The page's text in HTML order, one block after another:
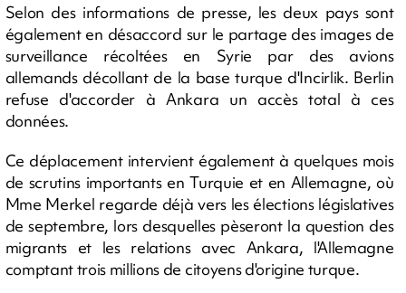
Selon des informations de presse, les deux pays sont
également en désaccord sur le partage des images de
surveillance récoltées en Syrie par des avions
allemands décollant de la base turque d'Incirlik. Berlin
refuse d'accorder à Ankara un accès total à ces
données.
Ce déplacement intervient également à quelques mois
de scrutins importants en Turquie et en Allemagne, où
Mme Merkel regarde déjà vers les élections législatives
de septembre, lors desquelles pèseront la question des
migrants et les relations avec Ankara, l'Allemagne
comptant trois millions de citoyens d'origine turque.